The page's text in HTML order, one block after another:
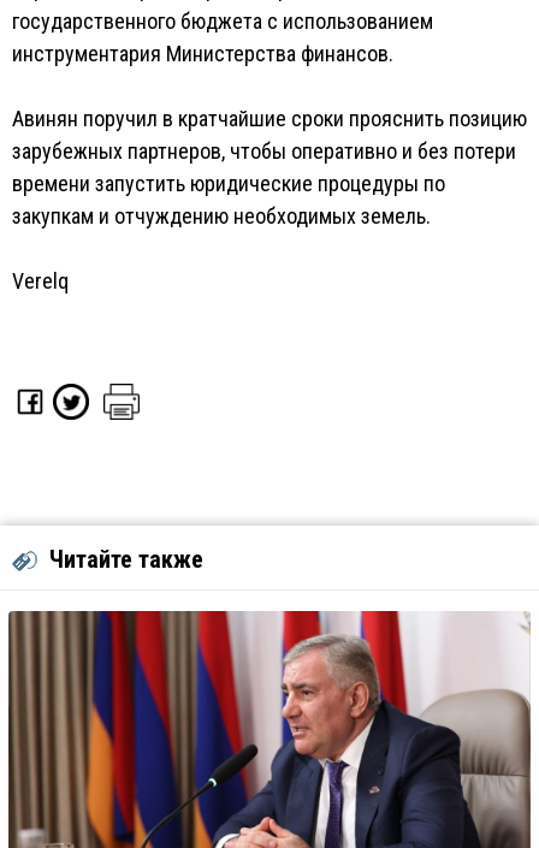
государственного бюджета с использованием
инструментария Министерства финансов.
Авинян поручил в кратчайшие сроки прояснить позицию
зарубежных партнеров, чтобы оперативно и без потери
времени запустить юридические процедуры по
закупкам и отчуждению необходимых земель.
Verelq
Читайте также